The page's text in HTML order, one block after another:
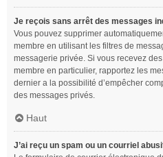
Je reçois sans arrêt des messages
Vous pouvez supprimer
membre en utilisant les filtres de
messagerie privée. Si vous recevez
membre en particulier, rapportez les
dernier a la possibilité d’empêcher
des messages privés.
Haut
J’ai reçu un spam ou un courriel